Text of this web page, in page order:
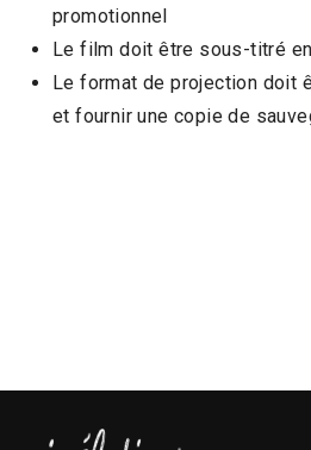
promotionnel
Le film doit être sous-titré
Le format de projection doit
et fournir une copie de